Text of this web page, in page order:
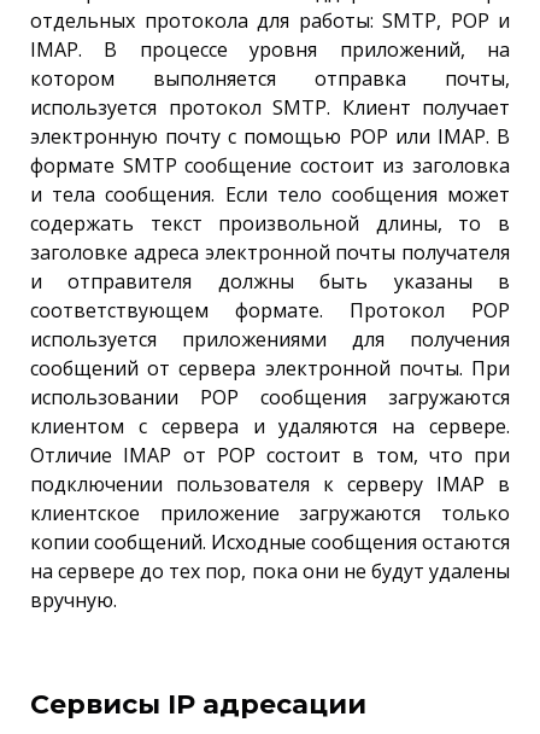
отдельных протокола для работы: SMTP, POP и
IMAP. В процессе уровня приложений, на
котором выполняется отправка почты,
используется протокол SMTP. Клиент получает
электронную почту с помощью POP или IMAP. В
формате SMTP сообщение состоит из заголовка
и тела сообщения. Если тело сообщения может
содержать текст произвольной длины, то в
заголовке адреса электронной почты получателя
и отправителя должны быть указаны в
соответствующем формате. Протокол POP
используется приложениями для получения
сообщений от сервера электронной почты. При
использовании POP сообщения загружаются
клиентом с сервера и удаляются на сервере.
Отличие IMAP от POP состоит в том, что при
подключении пользователя к серверу IMAP в
клиентское приложение загружаются только
копии сообщений. Исходные сообщения остаются
на сервере до тех пор, пока они не будут удалены
вручную.
Сервисы IP адресации